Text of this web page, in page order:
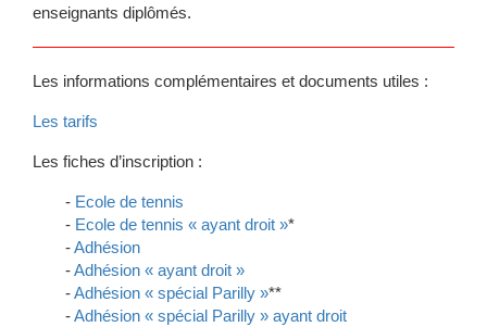
enseignants diplômés.
Les informations complémentaires et documents utiles :
Les tarifs
Les fiches d’inscription :
Ecole de tennis
Ecole de tennis « ayant droit »*
Adhésion
Adhésion « ayant droit »
Adhésion « spécial Parilly »**
Adhésion « spécial Parilly » ayant droit